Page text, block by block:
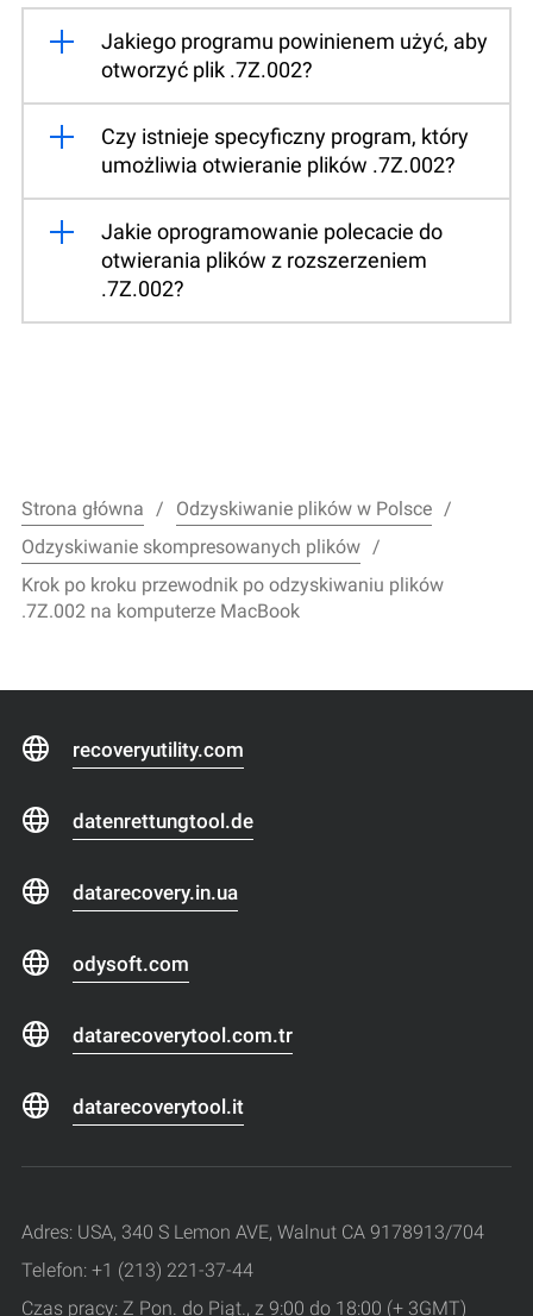
Jakiego programu powinienem użyć, aby
otworzyć plik .7Z.002?
Czy istnieje specyficzny program, który
umożliwia otwieranie plików .7Z.002?
Jakie oprogramowanie polecacie do
otwierania plików z rozszerzeniem
.7Z.002?
Strona główna
Odzyskiwanie plików w Polsce
Odzyskiwanie skompresowanych plików
Krok po kroku przewodnik po odzyskiwaniu plików
.7Z.002 na komputerze MacBook
recoveryutility.com
datenrettungtool.de
datarecovery.in.ua
odysoft.com
datarecoverytool.com.tr
datarecoverytool.it
Adres: USA, 340 S Lemon AVE, Walnut CA 9178913/704
Telefon: +1 (213) 221-37-44
Czas pracy: Z Pon. do Piąt., z 9:00 do 18:00 (+ 3GMT)